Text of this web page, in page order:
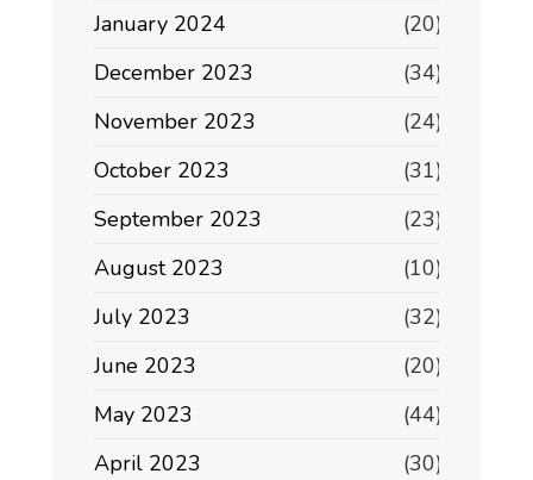
January 2024
(20)
December 2023
(34)
November 2023
(24)
October 2023
(31)
September 2023
(23)
August 2023
(10)
July 2023
(32)
June 2023
(20)
May 2023
(44)
April 2023
(30)